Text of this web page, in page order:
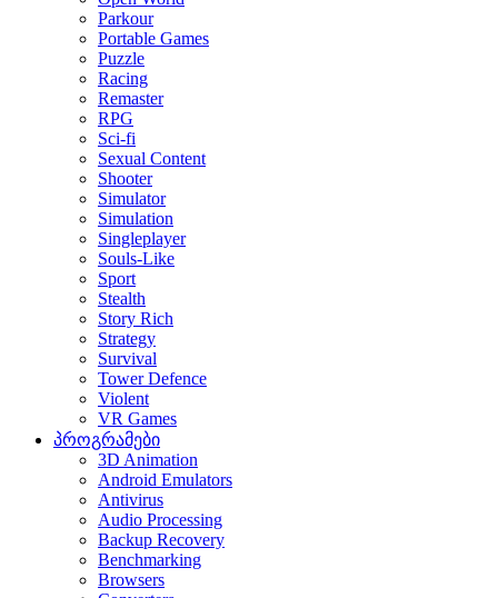
Parkour
Portable Games
Puzzle
Racing
Remaster
RPG
Sci-fi
Sexual Content
Shooter
Simulator
Simulation
Singleplayer
Souls-Like
Sport
Stealth
Story Rich
Strategy
Survival
Tower Defence
Violent
VR Games
პროგრამები
3D Animation
Android Emulators
Antivirus
Audio Processing
Backup Recovery
Benchmarking
Browsers